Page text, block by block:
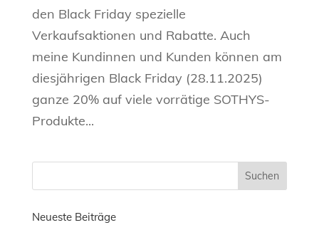
den Black Friday spezielle
Verkaufsaktionen und Rabatte. Auch
meine Kundinnen und Kunden können am
diesjährigen Black Friday (28.11.2025)
ganze 20% auf viele vorrätige SOTHYS-
Produkte...
Neueste Beiträge